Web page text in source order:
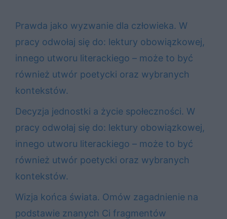
Prawda jako wyzwanie dla człowieka. W
pracy odwołaj się do: lektury obowiązkowej,
innego utworu literackiego – może to być
również utwór poetycki oraz wybranych
kontekstów.
Decyzja jednostki a życie społeczności. W
pracy odwołaj się do: lektury obowiązkowej,
innego utworu literackiego – może to być
również utwór poetycki oraz wybranych
kontekstów.
Wizja końca świata. Omów zagadnienie na
podstawie znanych Ci fragmentów